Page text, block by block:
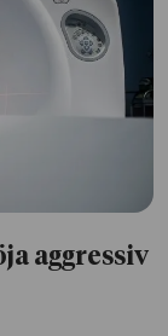
aggressiv